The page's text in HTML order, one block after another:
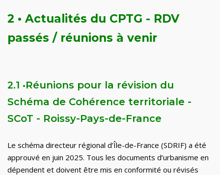
2 • Actualités du CPTG - RDV
passés / réunions à venir
2.1 •Réunions pour la révision du
Schéma de Cohérence territoriale -
SCoT - Roissy-Pays-de-France
Le schéma directeur régional d’Île-de-France (SDRIF) a été
approuvé en juin 2025. Tous les documents d’urbanisme en
dépendent et doivent être mis en conformité ou révisés